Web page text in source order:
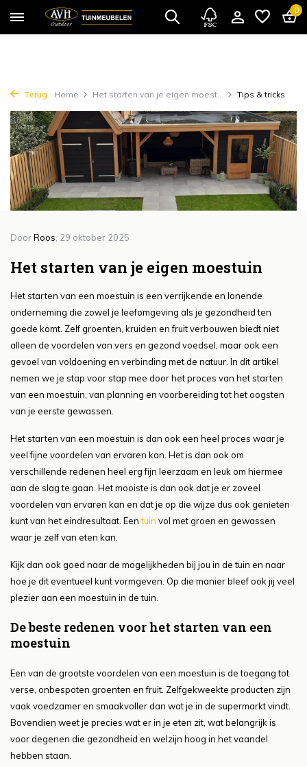
{!!% include 'snippets/cta.rain' %!!} 0
Terug Home Het starten van je eigen moest... Tips & tricks
DoorRoos , 29 oktober 2025
Het starten van je eigen moestuin
Het starten van een moestuin is een verrijkende en lonende
onderneming die zowel je leefomgeving als je gezondheid ten
goede komt. Zelf groenten, kruiden en fruit verbouwen biedt niet
alleen de voordelen van vers en gezond voedsel, maar ook een
gevoel van voldoening en verbinding met de natuur. In dit artikel
nemen we je stap voor stap mee door het proces van het starten
van een moestuin, van planning en voorbereiding tot het oogsten
van je eerste gewassen.
Het starten van een moestuin is dan ook een heel proces waar je
veel fijne voordelen van ervaren kan. Het is dan ook om
verschillende redenen heel erg fijn leerzaam en leuk om hiermee
aan de slag te gaan. Het mooiste is dan ook dat je er zoveel
voordelen van ervaren kan en dat je op die wijze dus ook genieten
kunt van het eindresultaat. Eentuin vol met groen en gewassen
waar je zelf van eten kan.
Kijk dan ook goed naar de mogelijkheden bij jou in de tuin en naar
hoe je dit eventueel kunt vormgeven. Op die manier bleef ook jij veel
plezier aan een moestuin in de tuin.
De beste redenen voor het starten van een
moestuin
Een van de grootste voordelen van een moestuin is de toegang tot
verse, onbespoten groenten en fruit. Zelfgekweekte producten zijn
vaak voedzamer en smaakvoller dan wat je in de supermarkt vindt.
Bovendien weet je precies wat er in je eten zit, wat belangrijk is
voor degenen die gezondheid en welzijn hoog in het vaandel
hebben staan.